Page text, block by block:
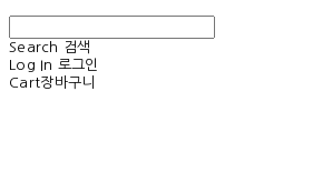
Search
검색
Log In 로그인
Cart장바구니